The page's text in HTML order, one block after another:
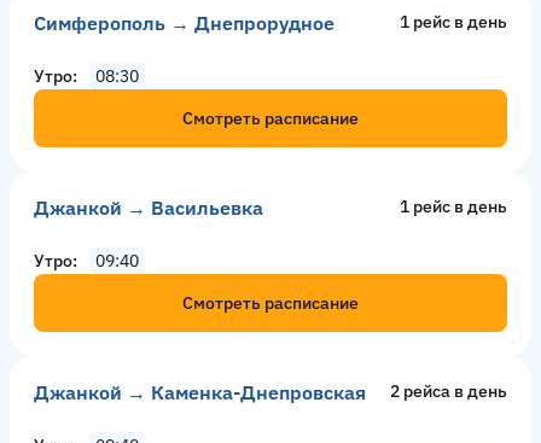
Симферополь → Днепрорудное 1 рейс в день
Утро
08:30
Смотреть расписание
Джанкой → Васильевка 1 рейс в день
Утро
09:40
Смотреть расписание
Джанкой → Каменка-Днепровская 2 рейсa в день